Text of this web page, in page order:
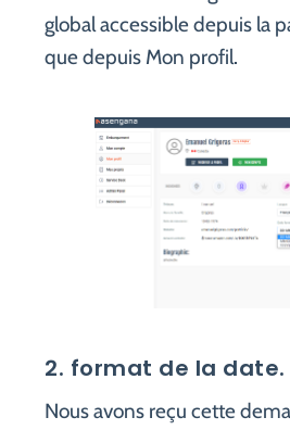
global accessible depuis la
que depuis Mon profil.
2. format de la date.
Nous avons reçu cette